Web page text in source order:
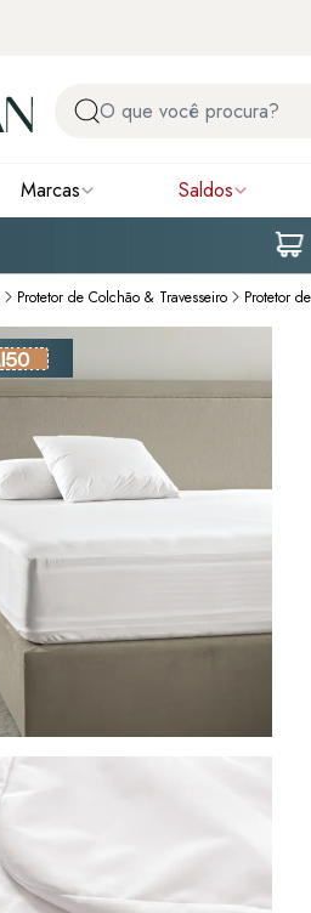
Marcas Saldos
Protetor de Colchão & Travesseiro Protetor